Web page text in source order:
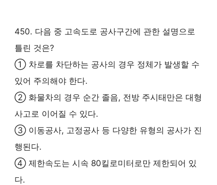
450. 다음 중 고속도로 공사구간에 관한 설명으로
틀린 것은?
① 차로를 차단하는 공사의 경우 정체가 발생할 수
있어 주의해야 한다.
② 화물차의 경우 순간 졸음, 전방 주시태만은 대형
사고로 이어질 수 있다.
③ 이동공사, 고정공사 등 다양한 유형의 공사가 진
행된다.
④ 제한속도는 시속 80킬로미터로만 제한되어 있
다.